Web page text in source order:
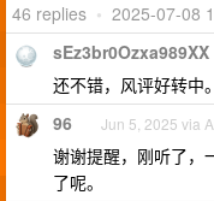
46 replies • 2025-07-08
sEz3br0Ozxa989XX
还不错，风评好转中。
96 Jun 5, 2025 via
谢谢提醒，刚听了，
了呢。